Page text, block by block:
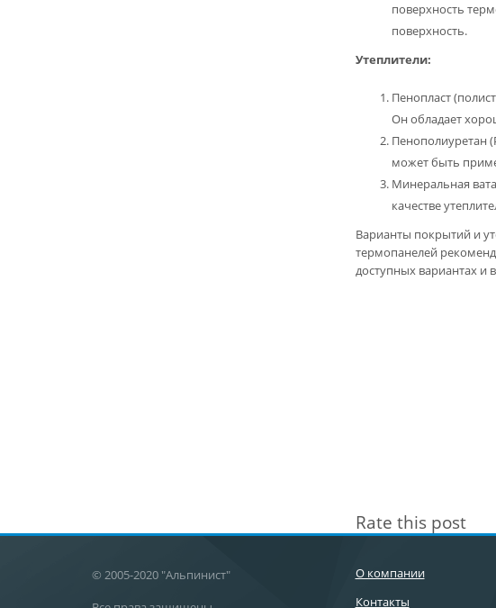
поверхность
поверхность.
Утеплители:
Пенопласт
Он обладает
Пенополиуретан
может быть
Минеральная
качестве
Варианты покрытий и
термопанелей
доступных вариантах и
Rate this post
© 2005-2020 "Альпинист"
О компании
Контакты